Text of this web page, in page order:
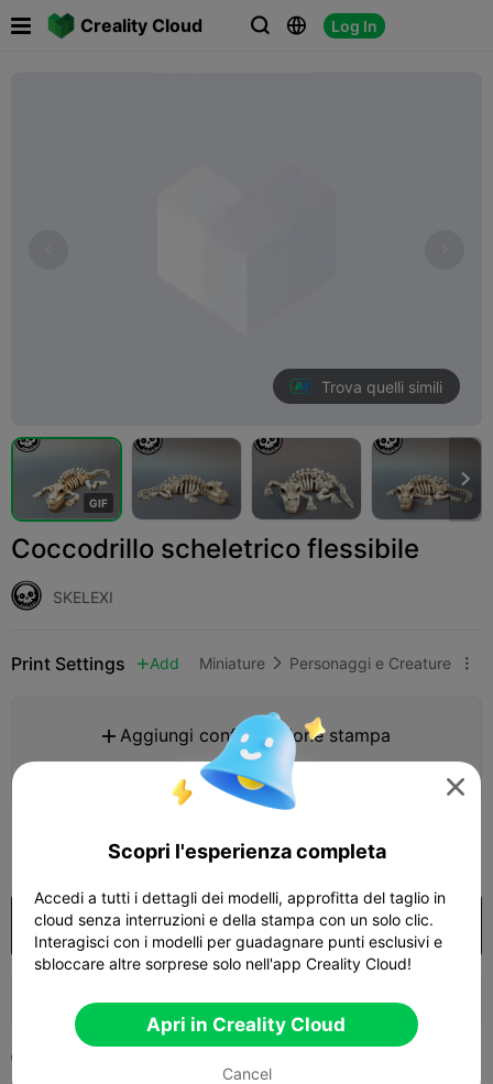
Creality Cloud   Log In
Trova quelli simili
GIF

Coccodrillo scheletrico flessibile
SKELEXI
Print Settings  Add Miniature  Personaggi e Creature 
 Aggiungi configurazione stampa
Ottieni più punti
395 
Acquista
129 103  1


Scopri l'esperienza completa
Accedi a tutti i dettagli dei modelli, approfitta del taglio in
cloud senza interruzioni e della stampa con un solo clic.
Interagisci con i modelli per guadagnare punti esclusivi e
sbloccare altre sorprese solo nell'app Creality Cloud!
Apri in Creality Cloud
Cancel